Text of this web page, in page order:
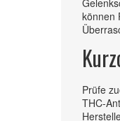
können
Prüfe
THC-